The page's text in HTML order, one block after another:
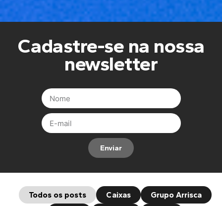
Cadastre-se na nossa
newsletter
Enviar
Caixas Grupo Arrisca
Todos os posts